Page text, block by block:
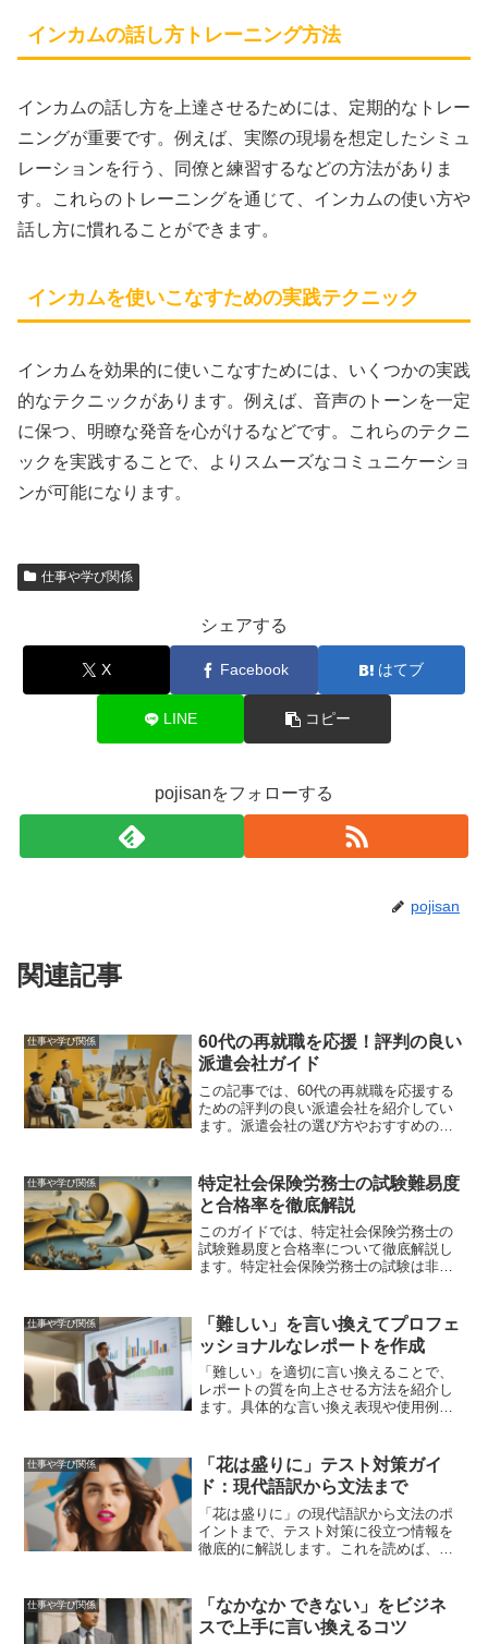
インカムの話し方トレーニング方法
インカムの話し方を上達させるためには、定期的なトレー
ニングが重要です。例えば、実際の現場を想定したシミュ
レーションを行う、同僚と練習するなどの方法がありま
す。これらのトレーニングを通じて、インカムの使い方や
話し方に慣れることができます。
インカムを使いこなすための実践テクニック
インカムを効果的に使いこなすためには、いくつかの実践
的なテクニックがあります。例えば、音声のトーンを一定
に保つ、明瞭な発音を心がけるなどです。これらのテクニ
ックを実践することで、よりスムーズなコミュニケーショ
ンが可能になります。
仕事や学び関係
シェアする
X Facebook はてブ
LINE コピー
pojisanをフォローする
pojisan
関連記事
仕事や学び関係
60代の再就職を応援！評判の良い
派遣会社ガイド
この記事では、60代の再就職を応援する
ための評判の良い派遣会社を紹介してい
ます。派遣会社の選び方やおすすめの派
再就職を成功させるためのポイントな
ど、具体的な情報とアドバイスを提供し
ています。
仕事や学び関係
特定社会保険労務士の試験難易度
と合格率を徹底解説
このガイドでは、特定社会保険労務士の
試験難易度と合格率について徹底解説し
ます。特定社会保険労務士の試験は非常
合格者の声や成功例、資格取得後のキャ
リアパスについて詳しく紹介しています
ので、受験を考えている方はぜひ参考に
してください。
仕事や学び関係
「難しい」を言い換えてプロフェ
ッショナルなレポートを作成
「難しい」を適切に言い換えることで、
レポートの質を向上させる方法を紹介し
ます。具体的な言い換え表現や使用例、
となる内容です。
仕事や学び関係
「花は盛りに」テスト対策ガイ
ド：現代語訳から文法まで
「花は盛りに」の現代語訳から文法のポ
イントまで、テスト対策に役立つ情報を
徹底的に解説します。これを読めば、テ
仕事や学び関係
「なかなか できない」をビジネ
スで上手に言い換えるコツ